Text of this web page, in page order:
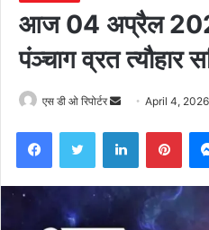
आज 04 अप्रैल
पंञ्चाग व्रत त्यौहार
एस डी ओ रिपोर्टर
Send April 4, 2026
FacebookTwitter LinkedIn